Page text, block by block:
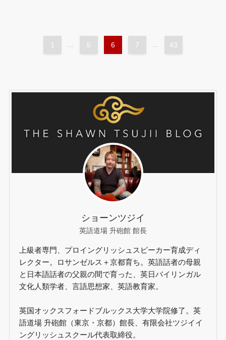
1 ... 5 6 7 ... 43
ショーンツジイ
英語道場 升砲館 館長
上級者専門、プロイングリッシュスピーカー育成ディ
レクター。ロサンゼルス＋京都育ち。英語話者の母親
と日本語話者の父親の間で育った、英日バイリンガル
文化人類学者、言語思想家、英語教育家。
英国オックスフォードブルックス大学大学院修了。英
語道場 升砲館（東京・京都）館長、有限会社ツジイイ
ングリッシュスクール代表取締役。